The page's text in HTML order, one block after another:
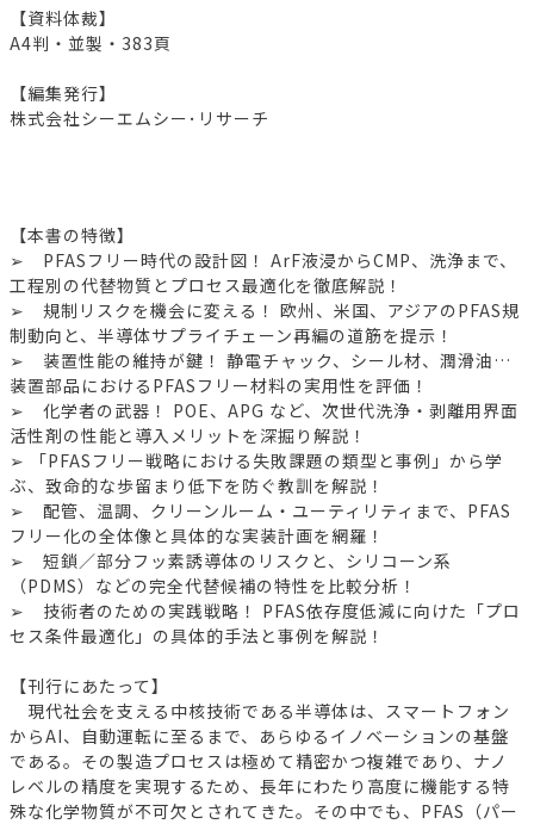
【資料体裁】
A4判・並製・383頁
【編集発行】
株式会社シーエムシー･リサーチ
【本書の特徴】
➢ PFASフリー時代の設計図！ ArF液浸からCMP、洗浄まで、
工程別の代替物質とプロセス最適化を徹底解説！
➢ 規制リスクを機会に変える！ 欧州、米国、アジアのPFAS規
制動向と、半導体サプライチェーン再編の道筋を提示！
➢ 装置性能の維持が鍵！ 静電チャック、シール材、潤滑油…
装置部品におけるPFASフリー材料の実用性を評価！
➢ 化学者の武器！ POE、APG など、次世代洗浄・剥離用界面
活性剤の性能と導入メリットを深掘り解説！
➢ 「PFASフリー戦略における失敗課題の類型と事例」から学
ぶ、致命的な歩留まり低下を防ぐ教訓を解説！
➢ 配管、温調、クリーンルーム・ユーティリティまで、PFAS
フリー化の全体像と具体的な実装計画を網羅！
➢ 短鎖／部分フッ素誘導体のリスクと、シリコーン系
（PDMS）などの完全代替候補の特性を比較分析！
➢ 技術者のための実践戦略！ PFAS依存度低減に向けた「プロ
セス条件最適化」の具体的手法と事例を解説！
【刊行にあたって】
現代社会を支える中核技術である半導体は、スマートフォン
からAI、自動運転に至るまで、あらゆるイノベーションの基盤
である。その製造プロセスは極めて精密かつ複雑であり、ナノ
レベルの精度を実現するため、長年にわたり高度に機能する特
殊な化学物質が不可欠とされてきた。その中でも、PFAS（パー